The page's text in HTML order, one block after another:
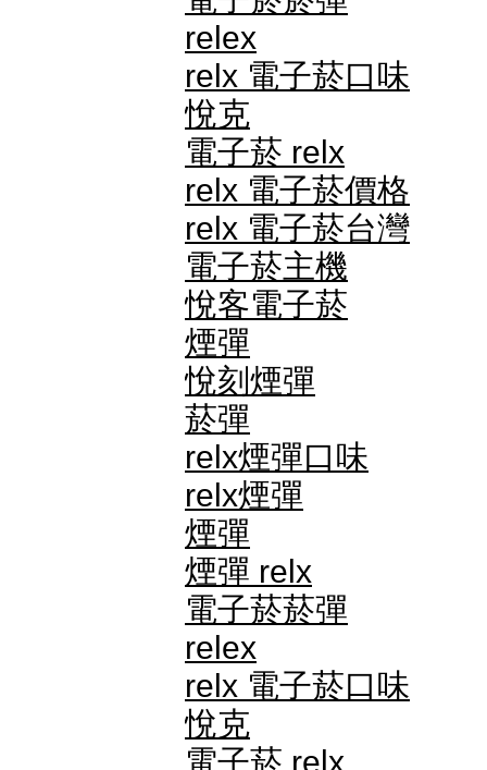
relex
relx 電子菸口味
悅克
電子菸 relx
relx 電子菸價格
relx 電子菸台灣
電子菸主機
悅客電子菸
煙彈
悅刻煙彈
菸彈
relx煙彈口味
relx煙彈
煙彈
煙彈 relx
電子菸菸彈
relex
relx 電子菸口味
悅克
電子菸 relx